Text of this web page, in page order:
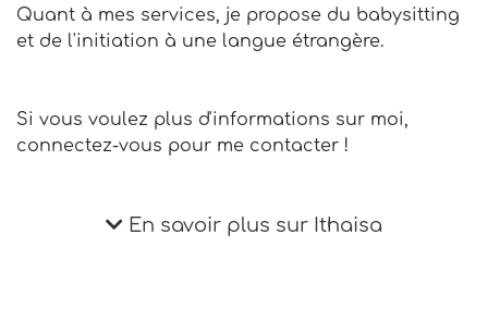
Quant à mes services, je propose du babysitting
et de l'initiation à une langue étrangère.
Si vous voulez plus d'informations sur moi,
connectez-vous pour me contacter !
En savoir plus sur Ithaisa